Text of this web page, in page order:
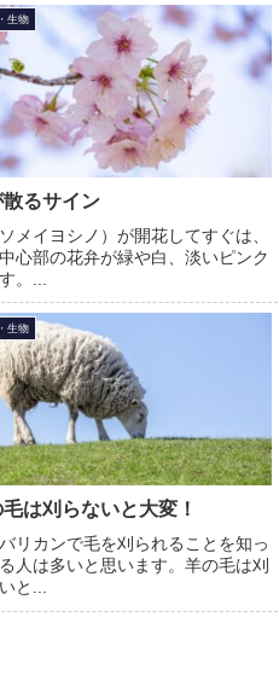
生物
るサイン
メイヨシノ）が開花してすぐは、
心部の花弁が緑や白、淡いピンク
。...
生物
は刈らないと大変！
リカンで毛を刈られることを知っ
人は多いと思います。羊の毛は刈
と...